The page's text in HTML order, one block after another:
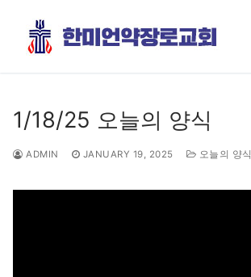
content
1/18/25 오늘의 양식
ADMIN JANUARY 19, 2025 오늘의 양식